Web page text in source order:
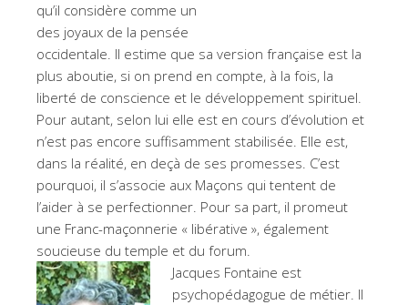
qu’il considère comme un
des joyaux de la pensée
occidentale. Il estime que sa version française est la
plus aboutie, si on prend en compte, à la fois, la
liberté de conscience et le développement spirituel.
Pour autant, selon lui elle est en cours d’évolution et
n’est pas encore suffisamment stabilisée. Elle est,
dans la réalité, en deçà de ses promesses. C’est
pourquoi, il s’associe aux Maçons qui tentent de
l’aider à se perfectionner. Pour sa part, il promeut
une Franc-maçonnerie « libérative », également
soucieuse du temple et du forum.
Jacques Fontaine est
psychopédagogue de métier. Il